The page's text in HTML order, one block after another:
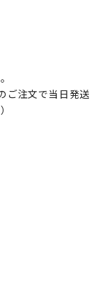
ご注文で当日発送